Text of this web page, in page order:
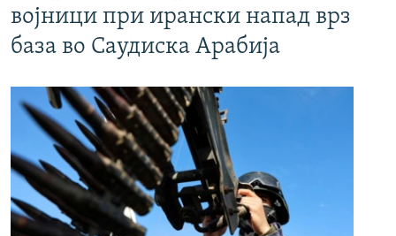
војници при ирански напад врз
база во Саудиска Арабија